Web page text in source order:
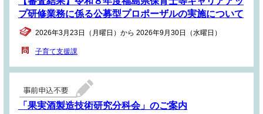
プ研修業務に係る公募型プロポーザルの実施について
2026年3月23日（月曜日）から 2026年9月30日（水曜日）
子育て支援課
「果実酒製造技術研究分科会」のご案内